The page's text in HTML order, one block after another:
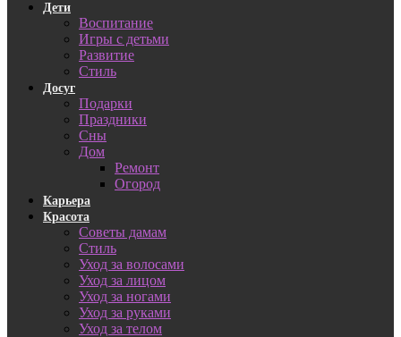
Дети
Воспитание
Игры с детьми
Развитие
Стиль
Досуг
Подарки
Праздники
Сны
Дом
Ремонт
Огород
Карьера
Красота
Советы дамам
Стиль
Уход за волосами
Уход за лицом
Уход за ногами
Уход за руками
Уход за телом